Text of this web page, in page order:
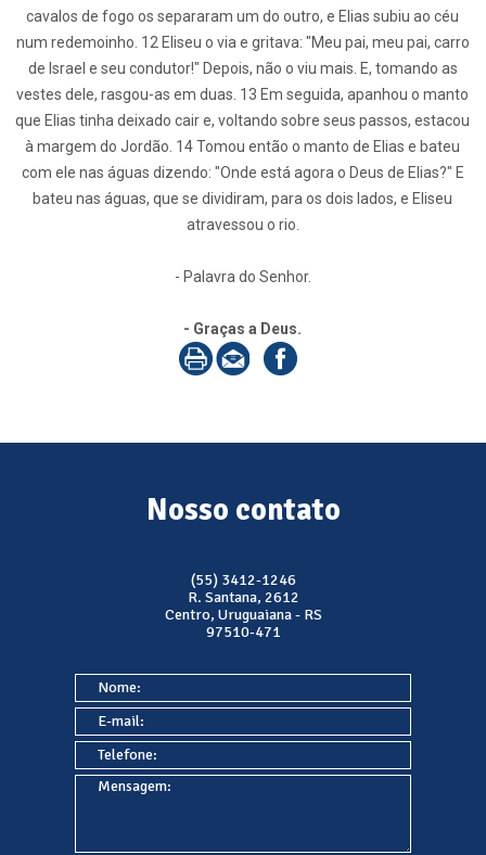
cavalos de fogo os separaram um do outro, e Elias subiu ao céu
num redemoinho. 12 Eliseu o via e gritava: "Meu pai, meu pai, carro
de Israel e seu condutor!" Depois, não o viu mais. E, tomando as
vestes dele, rasgou-as em duas. 13 Em seguida, apanhou o manto
que Elias tinha deixado cair e, voltando sobre seus passos, estacou
à margem do Jordão. 14 Tomou então o manto de Elias e bateu
com ele nas águas dizendo: "Onde está agora o Deus de Elias?" E
bateu nas águas, que se dividiram, para os dois lados, e Eliseu
atravessou o rio.
- Palavra do Senhor.
- Graças a Deus.
Nosso contato
(55) 3412-1246
R. Santana, 2612
Centro, Uruguaiana - RS
97510-471